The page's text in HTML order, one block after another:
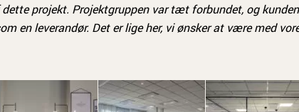
projekt. Projektgruppen var tæt forbundet, og
en leverandør. Det er lige her, vi ønsker at være med